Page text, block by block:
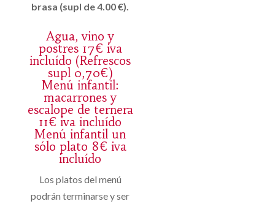
brasa (supl de 4.00 €).
Agua, vino y
postres 17€ iva
incluído (Refrescos
supl 0,70€)
Menú infantil:
macarrones y
escalope de ternera
11€ iva incluído
Menú infantil un
sólo plato 8€ iva
incluído
Los platos del menú
podrán terminarse y ser